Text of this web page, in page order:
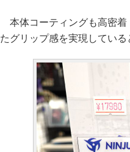
本体コーティングも高密着
たグリップ感を実現している